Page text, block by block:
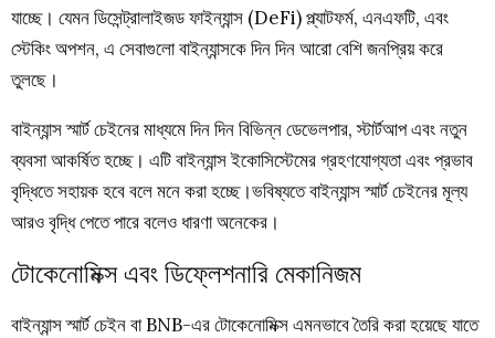
যাচ্ছে। যেমন ডিসেন্ট্রালাইজড ফাইন্যান্স (DeFi) প্ল্যাটফর্ম, এনএফটি, এবং
স্টেকিং অপশন, এ সেবাগুলো বাইন্যান্সকে দিন দিন আরো বেশি জনপ্রিয় করে
তুলছে।
বাইন্যান্স স্মার্ট চেইনের মাধ্যমে দিন দিন বিভিন্ন ডেভেলপার, স্টার্টআপ এবং নতুন
ব্যবসা আকর্ষিত হচ্ছে। এটি বাইন্যান্স ইকোসিস্টেমের গ্রহণযোগ্যতা এবং প্রভাব
বৃদ্ধিতে সহায়ক হবে বলে মনে করা হচ্ছে।ভবিষ্যতে বাইন্যান্স স্মার্ট চেইনের মূল্য
আরও বৃদ্ধি পেতে পারে বলেও ধারণা অনেকের।
টোকেনোমিক্স এবং ডিফ্লেশনারি মেকানিজম
বাইন্যান্স স্মার্ট চেইন বা BNB-এর টোকেনোমিক্স এমনভাবে তৈরি করা হয়েছে যাতে